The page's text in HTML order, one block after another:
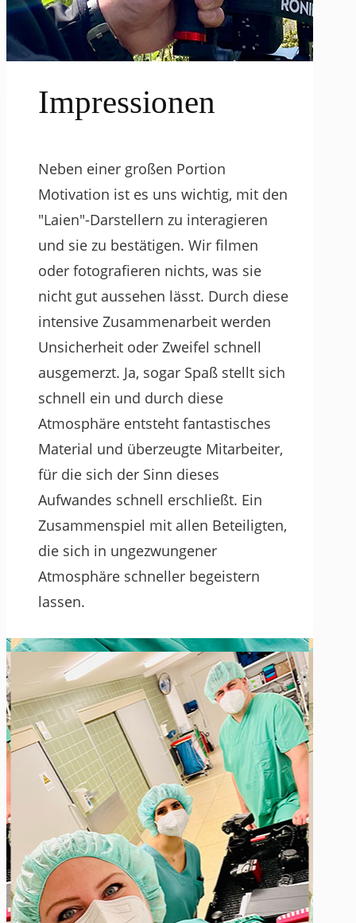
Impressionen
Neben einer großen Portion
Motivation ist es uns wichtig, mit den
"Laien"-Darstellern zu interagieren
und sie zu bestätigen. Wir filmen
oder fotografieren nichts, was sie
nicht gut aussehen lässt. Durch diese
intensive Zusammenarbeit werden
Unsicherheit oder Zweifel schnell
ausgemerzt. Ja, sogar Spaß stellt sich
schnell ein und durch diese
Atmosphäre entsteht fantastisches
Material und überzeugte Mitarbeiter,
für die sich der Sinn dieses
Aufwandes schnell erschließt. Ein
Zusammenspiel mit allen Beteiligten,
die sich in ungezwungener
Atmosphäre schneller begeistern
lassen.